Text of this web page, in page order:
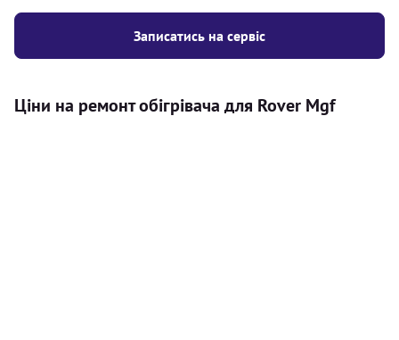
Записатись на сервіс
Ціни на ремонт обігрівача для Rover Mgf